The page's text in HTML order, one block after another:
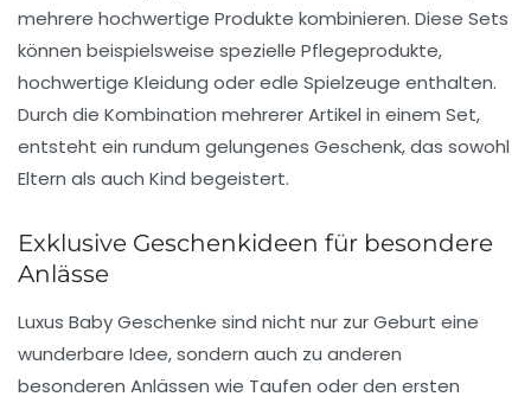
mehrere hochwertige Produkte kombinieren. Diese Sets
können beispielsweise spezielle Pflegeprodukte,
hochwertige Kleidung oder edle Spielzeuge enthalten.
Durch die Kombination mehrerer Artikel in einem Set,
entsteht ein rundum gelungenes Geschenk, das sowohl
Eltern als auch Kind begeistert.
Exklusive Geschenkideen für besondere
Anlässe
Luxus Baby Geschenke sind nicht nur zurGeburt eine
wunderbare Idee, sondern auch zu anderen
besonderen Anlässen wie Taufen oder den ersten